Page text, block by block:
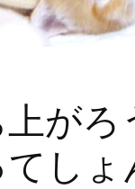
が
し